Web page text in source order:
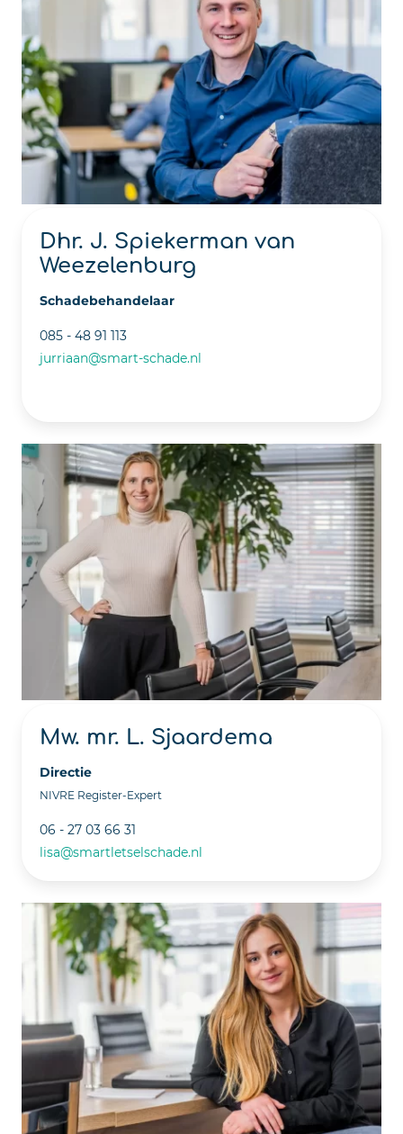
Dhr. J. Spiekerman van
Weezelenburg
Schadebehandelaar
085 - 48 91 113
jurriaan@smart-schade.nl
Mw. mr. L. Sjaardema
Directie
NIVRE Register-Expert
06 - 27 03 66 31
lisa@smartletselschade.nl